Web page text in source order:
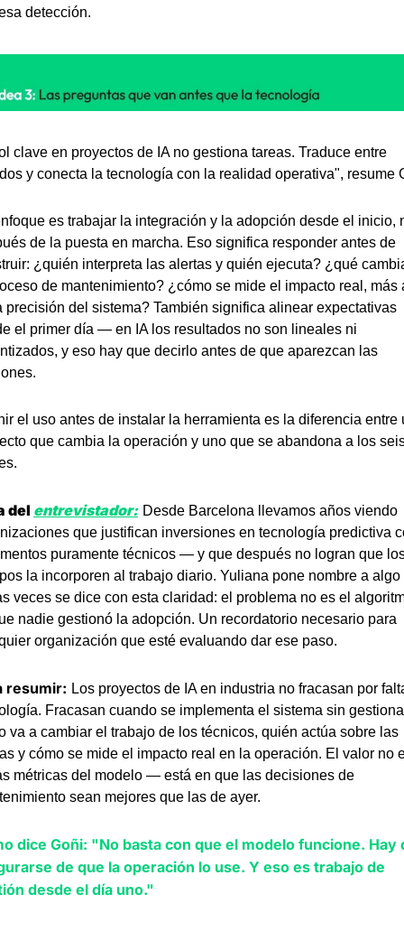
detección.
clave en proyectos de IA no gestiona tareas. Traduce entre
y conecta la tecnología con la realidad operativa", resume
es trabajar la integración y la adopción desde el inicio,
de la puesta en marcha. Eso significa responder antes de
¿quién interpreta las alertas y quién ejecuta? ¿qué
de mantenimiento? ¿cómo se mide el impacto real, más
precisión del sistema? También significa alinear expectativas
el primer día — en IA los resultados no son lineales ni
y eso hay que decirlo antes de que aparezcan las
el uso antes de instalar la herramienta es la diferencia entre
que cambia la operación y uno que se abandona a los
del entrevistador: Desde Barcelona llevamos años viendo
que justifican inversiones en tecnología predictiva
puramente técnicos — y que después no logran que
la incorporen al trabajo diario. Yuliana pone nombre a algo
veces se dice con esta claridad: el problema no es el
nadie gestionó la adopción. Un recordatorio necesario para
organización que esté evaluando dar ese paso.
resumir: Los proyectos de IA en industria no fracasan por
Fracasan cuando se implementa el sistema sin
va a cambiar el trabajo de los técnicos, quién actúa sobre las
y cómo se mide el impacto real en la operación. El valor no
métricas del modelo — está en que las decisiones de
sean mejores que las de ayer.
dice Goñi: "No basta con que el modelo funcione. Hay
de que la operación lo use. Y eso es trabajo de
desde el día uno."